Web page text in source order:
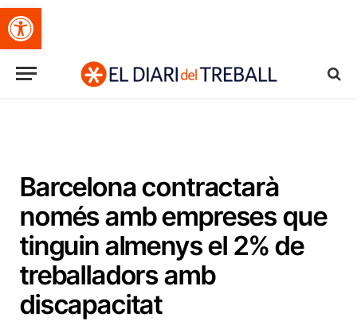
Obre la barra d'eines
Barcelona contractarà
només amb empreses que
tinguin almenys el 2% de
treballadors amb
discapacitat